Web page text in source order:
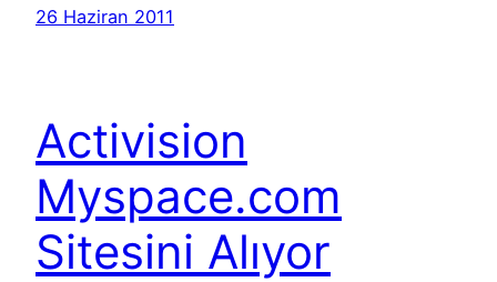
26 Haziran 2011
Activision
Myspace.com
Sitesini Alıyor